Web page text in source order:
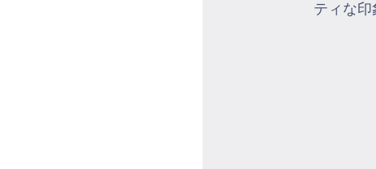
ティな印